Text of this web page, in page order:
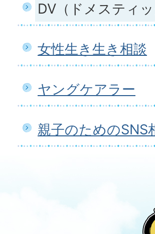
DV（ドメスティ
女性生き生き相談
ヤングケアラー
親子のためのSNS